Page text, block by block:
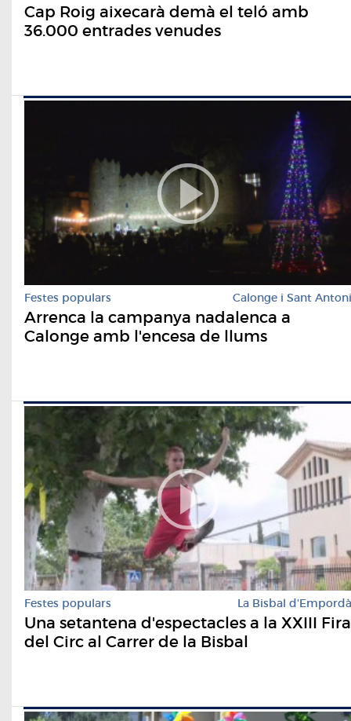
Cap Roig aixecarà demà el teló amb
36.000 entrades venudes
Festes populars Calonge i Sant Antoni
Arrenca la campanya nadalenca a
Calonge amb l'encesa de llums
Festes populars La Bisbal d'Empordà
Una setantena d'espectacles a la XXIII Fira
del Circ al Carrer de la Bisbal